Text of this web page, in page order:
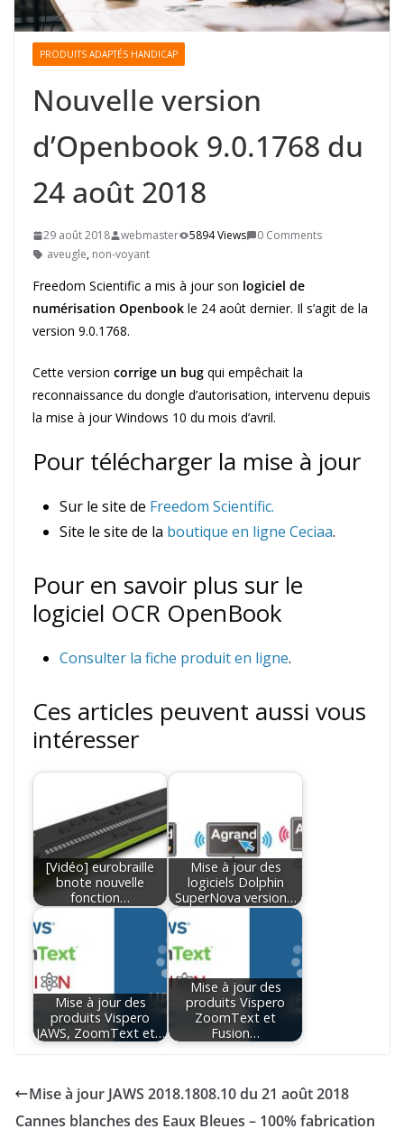
PRODUITS ADAPTÉS HANDICAP
Nouvelle version
d’Openbook 9.0.1768 du
24 août 2018
29 août 2018 webmaster 5894 Views
0 Comments
aveugle, non-voyant
Freedom Scientific a mis à jour son logiciel de
numérisation Openbook le 24 août dernier. Il s’agit de la
version 9.0.1768.
Cette version corrige un bug qui empêchait la
reconnaissance du dongle d’autorisation, intervenu depuis
la mise à jour Windows 10 du mois d’avril.
Pour télécharger la mise à jour
Sur le site de Freedom Scientific.
Site le site de la boutique en ligne Ceciaa.
Pour en savoir plus sur le
logiciel OCR OpenBook
Consulter la fiche produit en ligne.
Ces articles peuvent aussi vous
intéresser
[Vidéo] eurobraille
bnote nouvelle
fonction…
Mise à jour des
logiciels Dolphin
SuperNova version…
Mise à jour des
produits Vispero
JAWS, ZoomText et…
Mise à jour des
produits Vispero
ZoomText et
Fusion…
Mise à jour JAWS 2018.1808.10 du 21 août 2018
Cannes blanches des Eaux Bleues – 100% fabrication